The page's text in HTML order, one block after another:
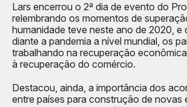
Lars encerrou o 2ª dia de evento do
relembrando os momentos de
humanidade teve neste ano de 2020, e
diante a pandemia a nível mundial, os
trabalhando na recuperação
à recuperação do comércio.
Destacou, ainda, a importância dos
entre países para construção de novas